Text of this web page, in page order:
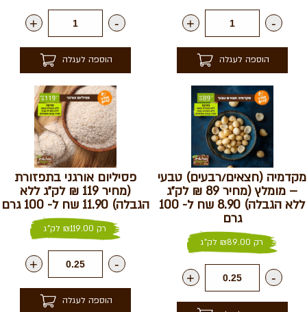
-
+
הוספה לעגלה
-
+
הוספה לעגלה
מקדמיה (חצאים/רבעים) טבעי
– מומלץ (מחיר 89 ₪ לק״ג
ללא הגבלה) 8.90 שח ל- 100
גרם
רק ₪89.00 לק"ג
-
+
פסיליום אורגני בתפזורת
(מחיר 119 ₪ לק״ג ללא
הגבלה) 11.90 שח ל- 100 גרם
רק ₪119.00 לק"ג
-
+
הוספה לעגלה